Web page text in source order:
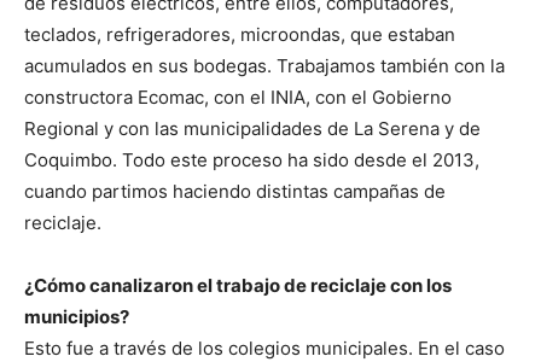
teclados, refrigeradores, microondas, que estaban
acumulados en sus bodegas. Trabajamos también con la
constructora Ecomac, con el INIA, con el Gobierno
Regional y con las municipalidades de La Serena y de
Coquimbo. Todo este proceso ha sido desde el 2013,
cuando partimos haciendo distintas campañas de
reciclaje.
¿Cómo canalizaron el trabajo de reciclaje con los
municipios?
Esto fue a través de los colegios municipales. En el caso